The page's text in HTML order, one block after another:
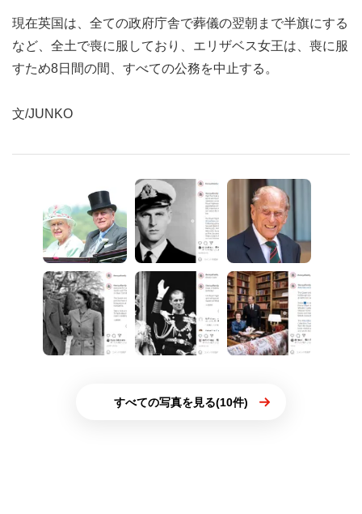
現在英国は、全ての政府庁舎で葬儀の翌朝まで半旗にする
など、全土で喪に服しており、エリザベス女王は、喪に服
すため8日間の間、すべての公務を中止する。
文/JUNKO
すべての写真を見る(10件)